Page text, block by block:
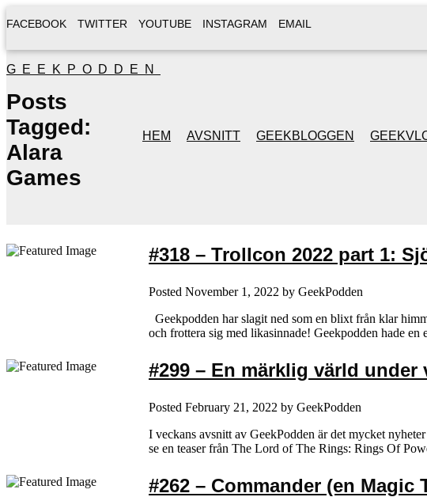
FACEBOOK TWITTER YOUTUBE INSTAGRAM EMAIL
GEEKPODDEN
HEM AVSNITT GEEKBLOGGEN
Posts
Tagged:
Alara
Games
#318 – Trollcon 2022 part 1:
Posted November 1, 2022 by GeekPodden
Geekpodden har slagit ned som en blixt från klar
och frottera sig med likasinnade! Geekpodden hade
#299 – En märklig värld
Posted February 21, 2022 by GeekPodden
I veckans avsnitt av GeekPodden är det mycket
se en teaser från The Lord of The Rings: Rings Of
#262 – Commander (en Magic